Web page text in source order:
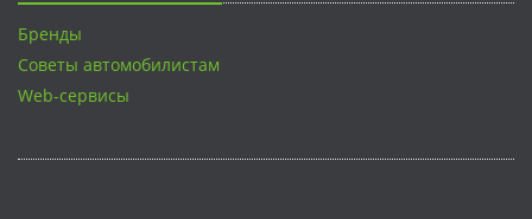
Бренды
Советы автомобилистам
Web-сервисы